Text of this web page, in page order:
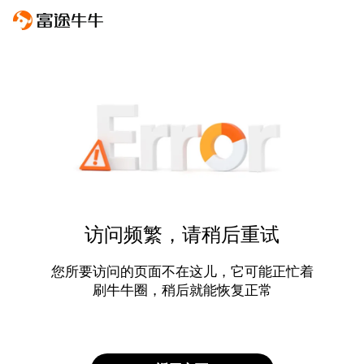
访问频繁，请稍后重试
您所要访问的页面不在这儿，它可能正忙着
刷牛牛圈，稍后就能恢复正常